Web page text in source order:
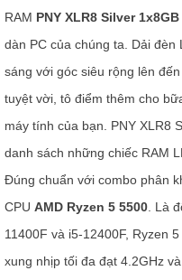
RAM PNY XLR8 Silver
dàn PC của chúng ta. Dải đèn
sáng với góc siêu rộng lên
tuyệt vời, tô điểm thêm cho
máy tính của bạn. PNY XLR8
danh sách những chiếc RAM
Đúng chuẩn với combo phân
CPU AMD Ryzen 5 5500. Là
11400F và i5-12400F, Ryzen
xung nhịp tối đa đạt 4.2GHz